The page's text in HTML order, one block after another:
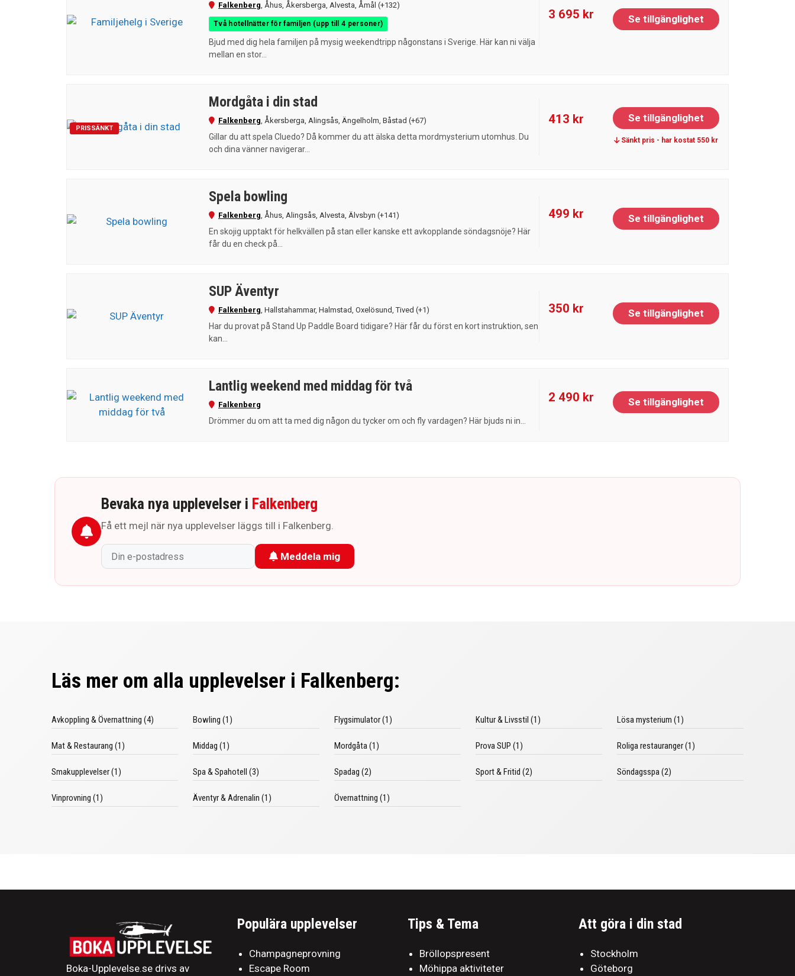
Falkenberg, Åhus, Åkersberga, Alvesta, Åmål (+132)
Två hotellnätter för familjen (upp till 4 personer)
Bjud med dig hela familjen på mysig weekendtripp någonstans i Sverige. Här kan ni välja
mellan en stor...
3 695 kr Se tillgänglighet
PRISSÄNKT
Mordgåta i din stad
Falkenberg, Åkersberga, Alingsås, Ängelholm, Båstad (+67)
Gillar du att spela Cluedo? Då kommer du att älska detta mordmysterium utomhus. Du
och dina vänner navigerar...
413 kr Se tillgänglighet
Sänkt pris - har kostat 550 kr
Spela bowling
Falkenberg, Åhus, Alingsås, Alvesta, Älvsbyn (+141)
En skojig upptakt för helkvällen på stan eller kanske ett avkopplande söndagsnöje? Här
får du en check på...
499 kr Se tillgänglighet
SUP Äventyr
Falkenberg, Hallstahammar, Halmstad, Oxelösund,Tived (+1)
Har du provat på Stand Up Paddle Board tidigare? Här får du först en kort instruktion, sen
kan...
350 kr Se tillgänglighet
Lantlig weekend med middag för två
Falkenberg
Drömmer du om att ta med dig någon du tycker om och fly vardagen? Här bjuds ni in...
2 490 kr Se tillgänglighet
Bevaka nya upplevelser i Falkenberg
Få ett mejl när nya upplevelser läggs till i Falkenberg.
Meddela mig
Läs mer om alla upplevelser i Falkenberg:
Avkoppling & Övernattning (4) Bowling (1) Flygsimulator (1) Kultur & Livsstil (1) Lösa mysterium (1)
Mat & Restaurang (1) Middag (1) Mordgåta (1) Prova SUP (1) Roliga restauranger (1)
Smakupplevelser (1) Spa & Spahotell (3) Spadag (2) Sport & Fritid (2) Söndagsspa (2)
Vinprovning (1) Äventyr & Adrenalin (1) Övernattning (1)
Boka-Upplevelse.se drivs av
Populära upplevelser
Champagneprovning
Escape Room
Tips & Tema
Bröllopspresent
Möhippa aktiviteter
Att göra i din stad
Stockholm
Göteborg